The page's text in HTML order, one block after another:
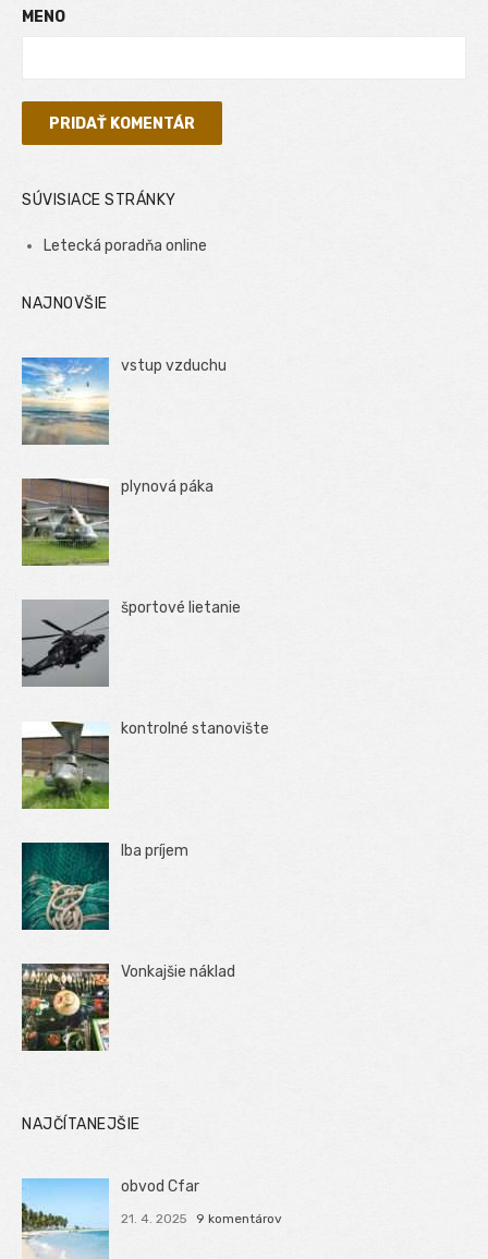
MENO
SÚVISIACE STRÁNKY
Letecká poradňa online
NAJNOVŠIE
vstup vzduchu
plynová páka
športové lietanie
kontrolné stanovište
Iba príjem
Vonkajšie náklad
NAJČÍTANEJŠIE
obvod Cfar
21. 4. 2025 9 komentárov